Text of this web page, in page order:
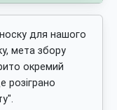
для нашого
мета збору
окремий
розіграно